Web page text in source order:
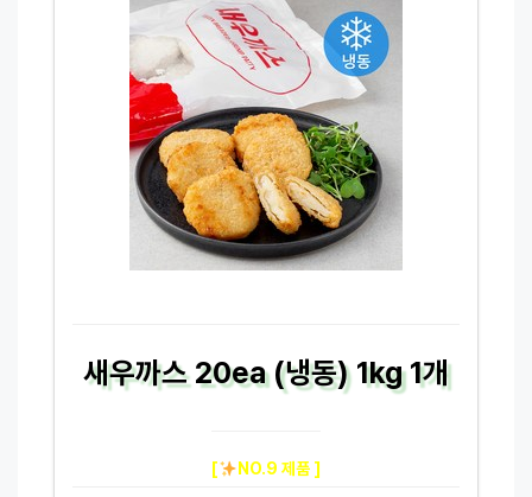
새우까스 20ea (냉동) 1kg 1개
[ NO.9 제품 ]